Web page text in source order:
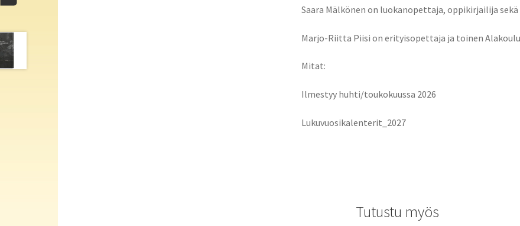
Saara Mälkönen on luokanopettaja, oppikirjailija
Marjo-Riitta Piisi on erityisopettaja ja toinen
Mitat:
Ilmestyy huhti/toukokuussa 2026
Lukuvuosikalenterit_2027
Tutustu myös